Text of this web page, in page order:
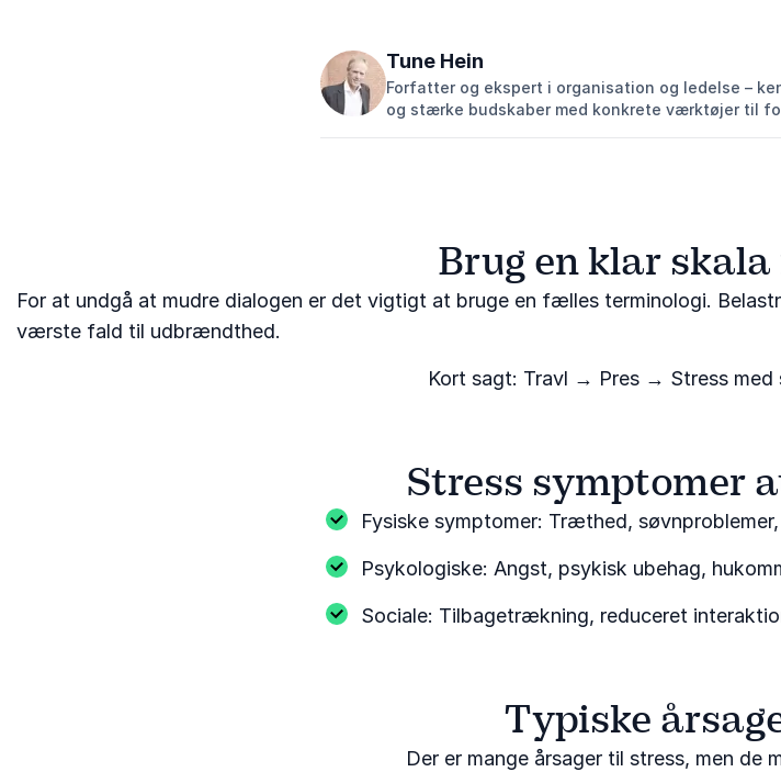
Tune Hein
Forfatter og ekspert i organisation og ledelse –
og stærke budskaber med konkrete værktøjer til
Brug en klar
For at undgå at mudre dialogen er det vigtigt at bruge en fælles terminologi.
værste fald til udbrændthed.
Kort sagt: Travl → Pres → Stress
Stress symptomer
Fysiske symptomer: Træthed,
Psykologiske: Angst, psykisk ubehag,
Sociale: Tilbagetrækning, reduceret
Typiske
Der er mange årsager til stress, men de